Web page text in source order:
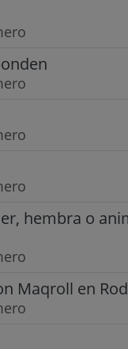
hembra o
Maqroll en